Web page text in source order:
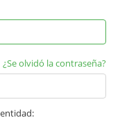
¿Se olvidó la contraseña?